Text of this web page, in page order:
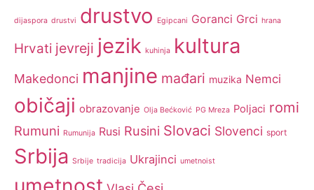
dijaspora drustvi drustvo Egipcani Goranci Grci hrana
Hrvati jevreji jezik kuhinja kultura
Makedonci manjine mađari muzika Nemci
običaji obrazovanje Olja Bećković PG Mreza Poljaci romi
Rumuni Rumunija Rusi Rusini Slovaci Slovenci sport
Srbija Srbije tradicija Ukrajinci umetnoist